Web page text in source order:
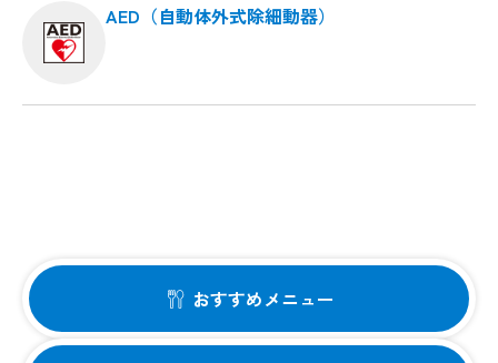
AED（自動体外式除細動器）
おすすめメニュー